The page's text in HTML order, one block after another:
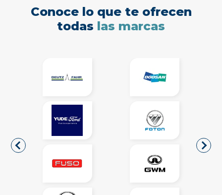
Conoce lo que te ofrecen
todas las marcas